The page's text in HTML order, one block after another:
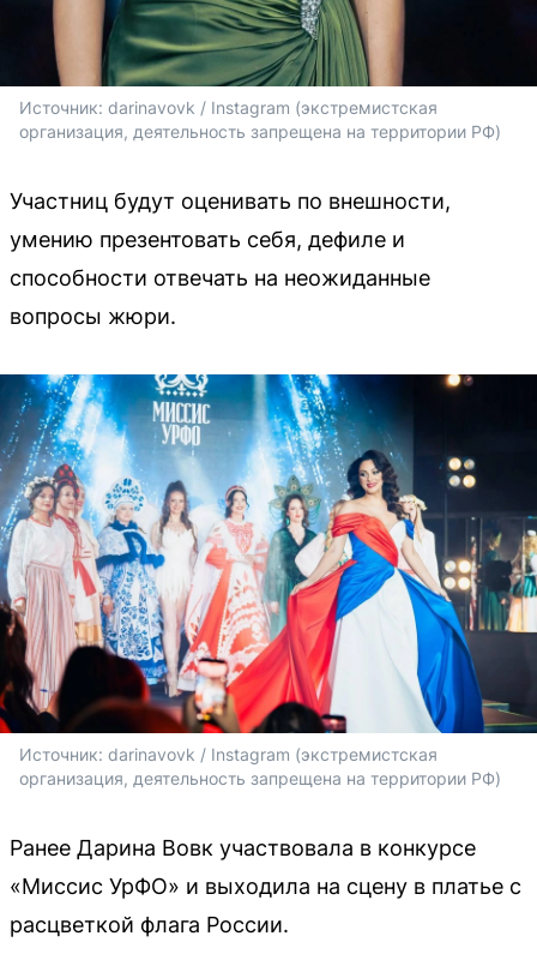
Источник: darinavovk / Instagram (экстремистская
организация, деятельность запрещена на территории РФ)
Участниц будут оценивать по внешности,
умению презентовать себя, дефиле и
способности отвечать на неожиданные
вопросы жюри.
Источник: darinavovk / Instagram (экстремистская
организация, деятельность запрещена на территории РФ)
Ранее Дарина Вовк участвовала в конкурсе
«Миссис УрФО» и выходила на сцену в платье с
расцветкой флага России.